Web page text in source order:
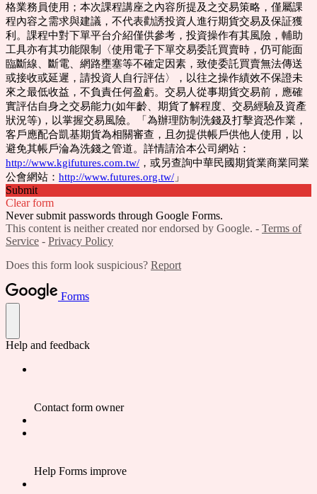
格業務員使用；本次課程講座之內容所提及之交易策略，僅屬課
程內容之需求與建議，不代表勸誘投資人進行期貨交易及保証獲
利。課程中對下單平台介紹僅供參考，投資操作有其風險，輔助
工具亦有其功能限制〈使用電子下單交易委託買賣時，仍可能面
臨斷線、斷電、網路壅塞等不確定因素，致使委託買賣無法傳送
或接收或延遲，請投資人自行評估〉，以往之操作績效不保證未
來之最低收益，不負責任何盈虧。交易人從事期貨交易前，應確
實評估自身之交易能力(如年齡、期貨了解程度、交易經驗及資產
狀況等)，以掌握交易風險。「為辦理防制洗錢及打擊資恐作業，
客戶應配合凱基期貨為相關審查，且勿提供帳戶供他人使用，以
避免其帳戶淪為洗錢之管道。詳情請洽本公司網站：
http://www.kgifutures.com.tw/ ，或另查詢中華民國期貨業商業同業
公會網站： http://www.futures.org.tw/ 」
Submit
Clear form
Never submit passwords through Google Forms.
This content is neither created nor endorsed by Google. - Terms of
Service - Privacy Policy
Does this form look suspicious? Report
Forms
Help and feedback
Contact form owner
Help Forms improve